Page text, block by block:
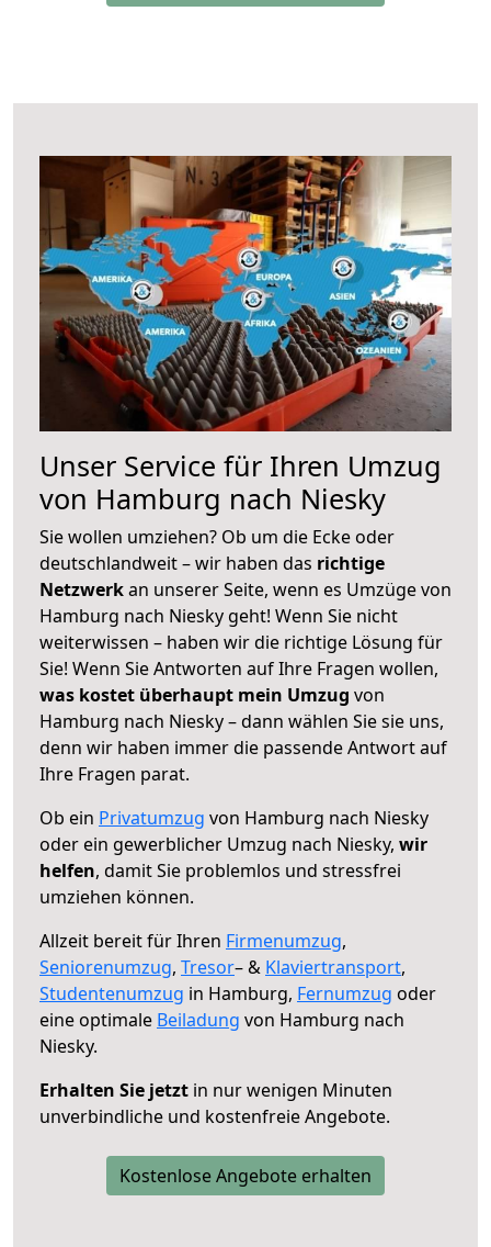
Unser Service für Ihren Umzug
von Hamburg nach Niesky
Sie wollen umziehen? Ob um die Ecke oder
deutschlandweit – wir haben das richtige
Netzwerkan unserer Seite, wenn es Umzüge von
Hamburg nach Niesky geht! Wenn Sie nicht
weiterwissen – haben wir die richtige Lösung für
Sie! Wenn Sie Antworten auf Ihre Fragen wollen,
was kostet überhaupt mein Umzug von
Hamburg nach Niesky – dann wählen Sie sie uns,
denn wir haben immer die passende Antwort auf
Ihre Fragen parat.
Ob ein Privatumzug von Hamburg nach Niesky
oder ein gewerblicher Umzug nach Niesky, wir
helfen, damit Sie problemlos und stressfrei
umziehen können.
Allzeit bereit für Ihren Firmenumzug,
Seniorenumzug, Tresor– & Klaviertransport,
Studentenumzug in Hamburg, Fernumzug oder
eine optimale Beiladung von Hamburg nach
Niesky.
Erhalten Sie jetzt in nur wenigen Minuten
unverbindliche und kostenfreie Angebote.
Kostenlose Angebote erhalten